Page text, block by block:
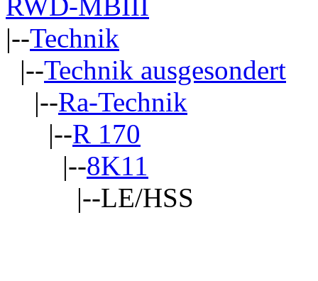
RWD-MBIII
|--Technik
|--Technik ausgesondert
|--Ra-Technik
|--R 170
|--8K11
|--LE/HSS